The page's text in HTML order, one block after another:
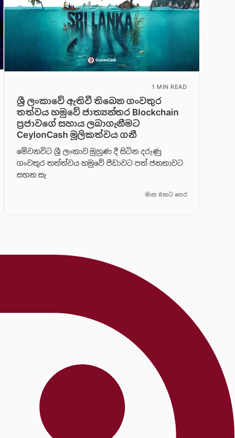
1 MIN READ
ශ්‍රී ලංකාවේ ඇතිවී තිබෙන ගංවතුර
තත්වය හමුවේ ජාත්‍යන්තර Blockchain
ප්‍රජාවගේ සහාය ලබාගැනීමට
CeylonCash මූලිකත්වය ග​නී
මේවනවිට ශ්‍රී ලංකාව මුහුණ දී සිටින දරුණු
ගංවතුර තත්ත්වය හමුවේ පීඩාවට පත් ජනතාවට
සහන සැ
මාස 8කට පෙර